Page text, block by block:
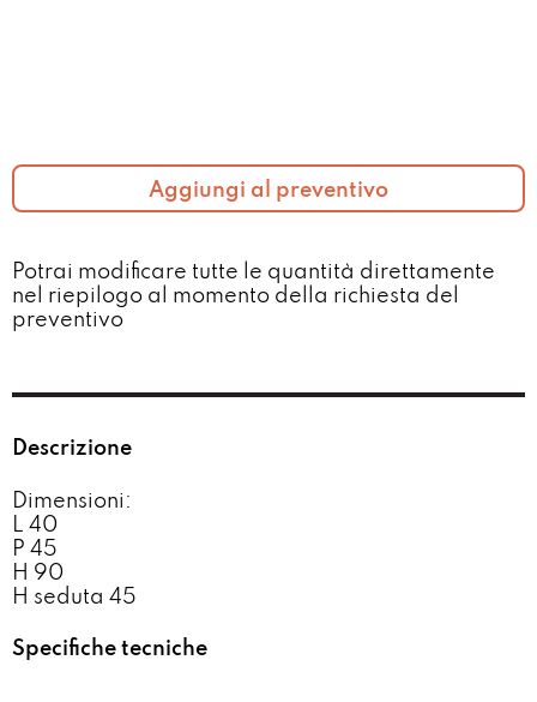
Aggiungi al preventivo
Potrai modificare tutte le quantità direttamente
nel riepilogo al momento della richiesta del
preventivo​
Descrizione
Dimensioni:
L 40
P 45
H 90
H seduta 45
Specifiche tecniche